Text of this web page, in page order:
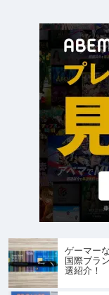
ゲーマー
国際ブラ
選紹介！